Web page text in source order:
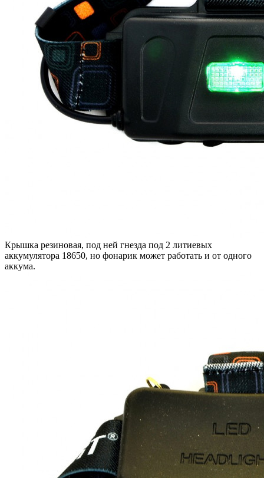
Крышка резиновая, под ней гнезда под 2 литиевых
аккумулятора 18650, но фонарик может работать и от одного
аккума.